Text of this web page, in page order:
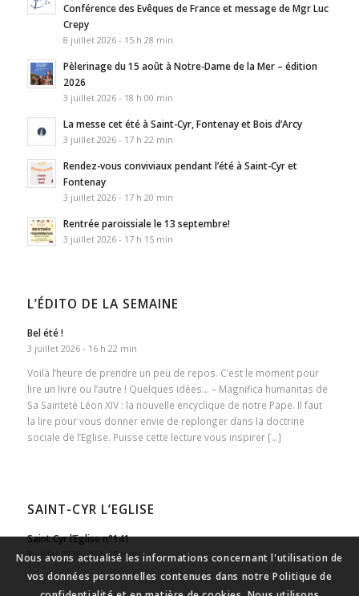
Conférence des Evêques de France et message de Mgr Luc
Crepy
8 juillet 2026 - 15 h 28 min
Pèlerinage du 15 août à Notre-Dame de la Mer – édition
2026
3 juillet 2026 - 18 h 00 min
La messe cet été à Saint-Cyr, Fontenay et Bois d’Arcy
3 juillet 2026 - 17 h 22 min
Rendez-vous conviviaux pendant l’été à Saint-Cyr et
Fontenay
3 juillet 2026 - 17 h 20 min
Rentrée paroissiale le 13 septembre!
3 juillet 2026 - 17 h 15 min
L’ÉDITO DE LA SEMAINE
Bel été !
3 juillet 2026 - 16 h 22 min
Voilà l’heure de prendre un peu de repos. C’est le moment pour
lire un livre ou l’autre ! Quelques idées… – Magnifica humanitas de
Sa Sainteté Léon XIV : la nouvelle encyclique de notre Pape. Il faut
la lire pour vous donner envie de replonger dans la doctrine
sociale de l’Eglise. Puisse cette lecture vous inspirer […]
SAINT-CYR L’EGLISE
Saint Cyr l’Eglise n°141
3 juillet 2026 - 16 h 15 min
Nous avons actualisé les informations concernant l'utilisation de
vos données personnelles contenues dans notre Politique de